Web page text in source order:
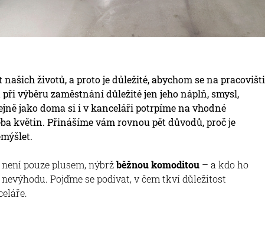
životů, a proto je důležité, abychom se na pracovišti
výběru zaměstnání důležité jen jeho náplň, smysl,
jako doma si i v kanceláři potrpíme na vhodné
květin. Přinášíme vám rovnou pět důvodů, proč je
pouze plusem, nýbržběžnou komoditou – a kdo ho
Pojďme se podívat, v čem tkví důležitost